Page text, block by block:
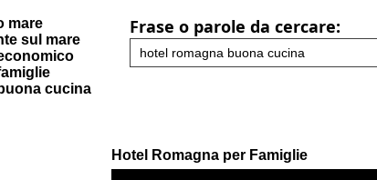
mare
sul mare
cucina
Frase o parole da cercare:
Hotel Romagna per Famiglie